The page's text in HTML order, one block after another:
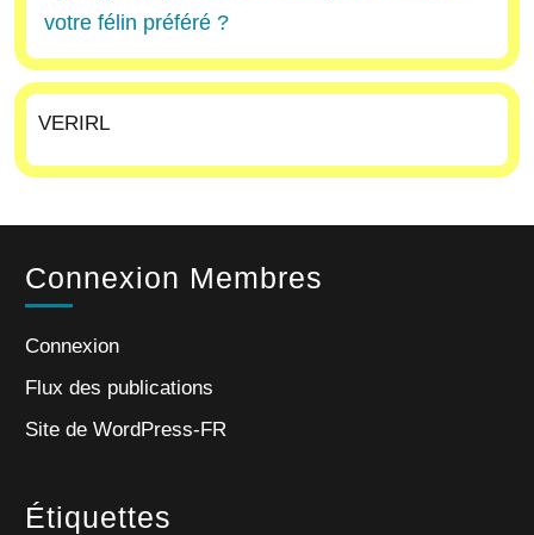
votre félin préféré ?
VERIRL
Connexion Membres
Connexion
Flux des publications
Site de WordPress-FR
Étiquettes